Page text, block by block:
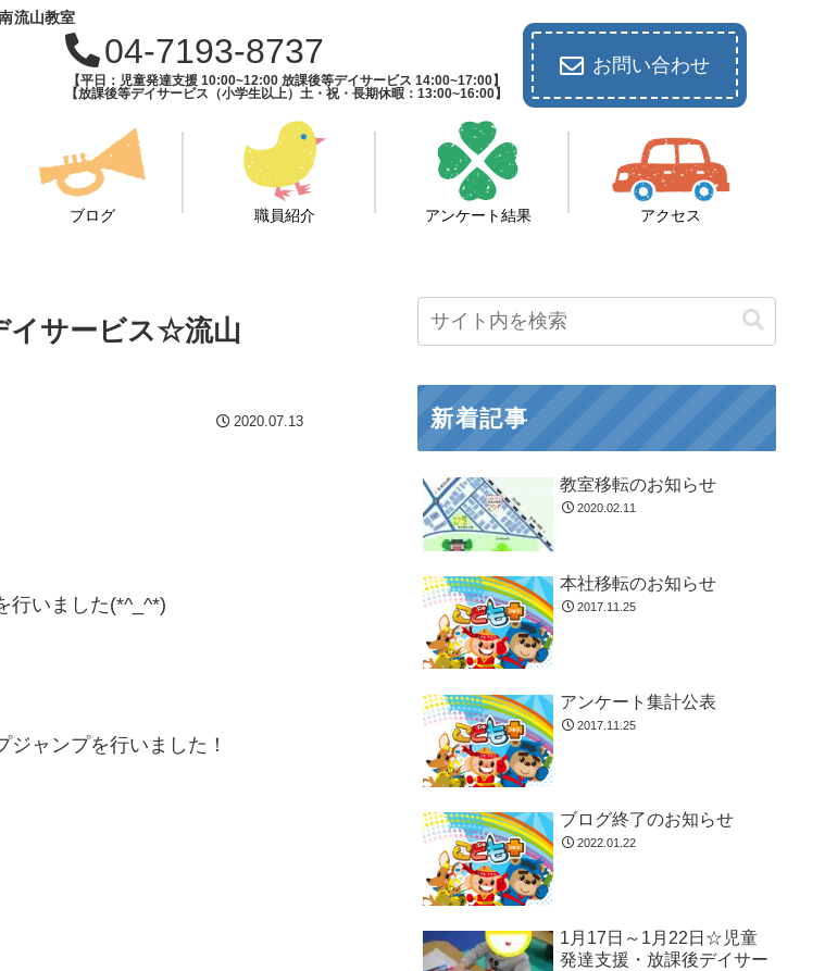
流山教室
04-7193-8737
【平日：児童発達支援 10:00~12:00 放課後等デイサービス 14:00~17:00】
【放課後等デイサービス（小学生以上）土・祝・長期休暇：13:00~16:00】
お問い合わせ
ブログ 職員紹介 アンケート結果 アクセス
イサービス☆流山
2020.07.13
行いました(*^_^*)
ャンプを行いました！
新着記事
教室移転のお知らせ
2020.02.11
本社移転のお知らせ
2017.11.25
アンケート集計公表
2017.11.25
ブログ終了のお知らせ
2022.01.22
1月17日～1月22日☆児童
発達支援・放課後デイサー